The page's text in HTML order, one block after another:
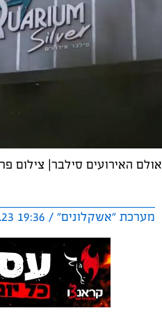
אולם האירועים סילבר| צילום
מערכת "אשקלונים" / 19:36 23.02.23